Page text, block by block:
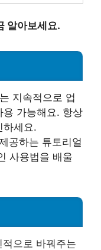
알아보세요.
지속적으로 업
가능해요. 항상
하세요.
공하는 튜토리얼
사용법을 배울
으로 바꿔주는